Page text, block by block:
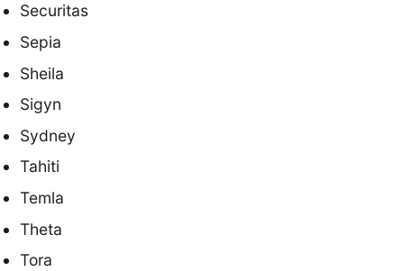
Securitas
Sepia
Sheila
Sigyn
Sydney
Tahiti
Temla
Theta
Tora